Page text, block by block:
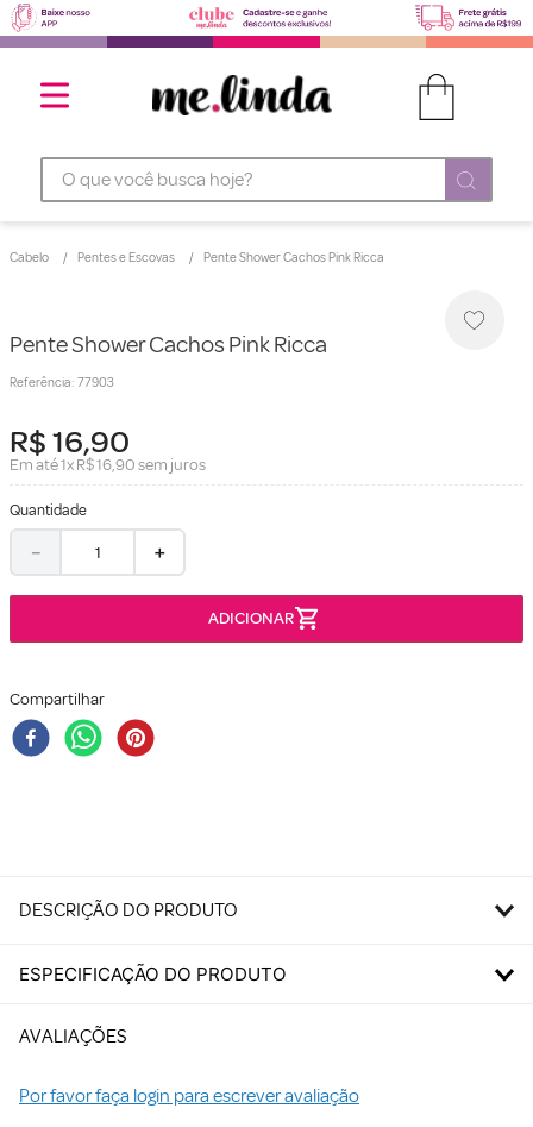
O que você busca hoje?
Cabelo Pentes e Escovas Pente Shower Cachos Pink Ricca
Pente Shower Cachos Pink Ricca
Referência: 77903
R$16,90
Em até1xR$16,90sem juros
Quantidade
＋
－
Compartilhar
DESCRIÇÃO DO PRODUTO
ESPECIFICAÇÃO DO PRODUTO
AVALIAÇÕES
Por favor faça login para escrever avaliação